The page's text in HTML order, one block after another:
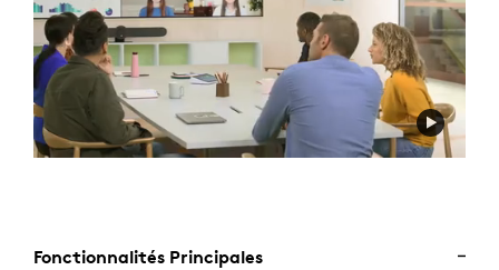
Fonctionnalités Principales